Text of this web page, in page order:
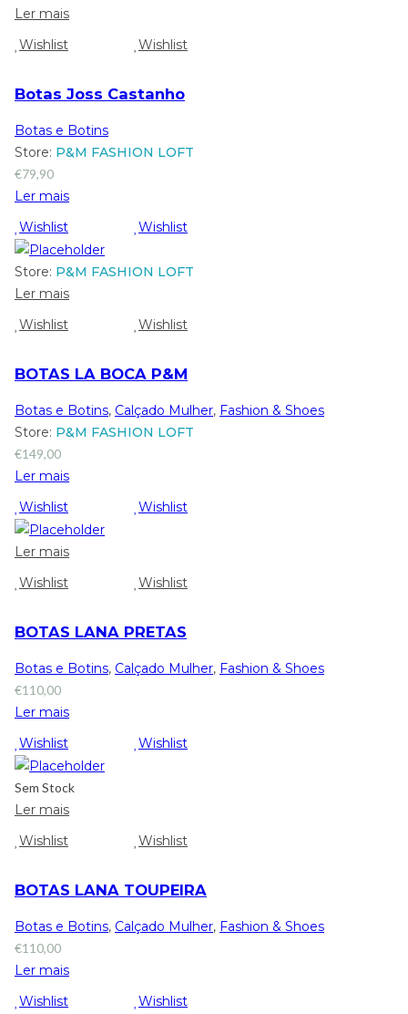
Ler mais
Wishlist
Wishlist
Botas Joss Castanho
Botas e Botins
Store: P&M FASHION LOFT
€79,90
Ler mais
Wishlist
Wishlist
Store: P&M FASHION LOFT
Ler mais
Wishlist
Wishlist
BOTAS LA BOCA P&M
Botas e Botins, Calçado Mulher, Fashion & Shoes
Store: P&M FASHION LOFT
€149,00
Ler mais
Wishlist
Wishlist
Ler mais
Wishlist
Wishlist
BOTAS LANA PRETAS
Botas e Botins, Calçado Mulher, Fashion & Shoes
€110,00
Ler mais
Wishlist
Wishlist
Sem Stock
Ler mais
Wishlist
Wishlist
BOTAS LANA TOUPEIRA
Botas e Botins, Calçado Mulher, Fashion & Shoes
€110,00
Ler mais
Wishlist
Wishlist